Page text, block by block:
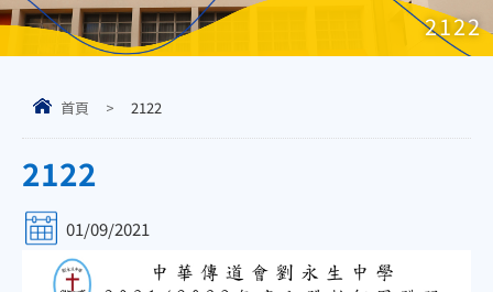
2122
首頁 > 2122
2122
01/09/2021